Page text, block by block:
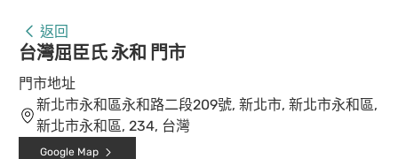
返回
台灣屈臣氏 永和 門市
門市地址
新北市永和區永和路二段209號, 新北市, 新北市永和區,
新北市永和區, 234, 台灣
Google Map